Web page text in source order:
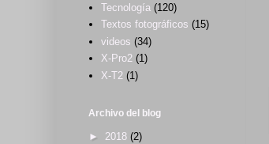
Tecnología (120)
Textos fotográficos (15)
videos (34)
X-Pro2 (1)
X-T2 (1)
Archivo del blog
► 2018 (2)